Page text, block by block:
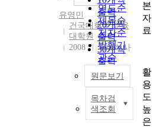
연도순
제목순
저자순
발행기
관순
출력
20개씩
출력
30개씩
출력
50개씩
출력
100개씩
출력
유영민
건국대학교 교육
대학원
2008
국내석사
원문보기
목차검
색조회
본
자
료
활
용
도
높
은